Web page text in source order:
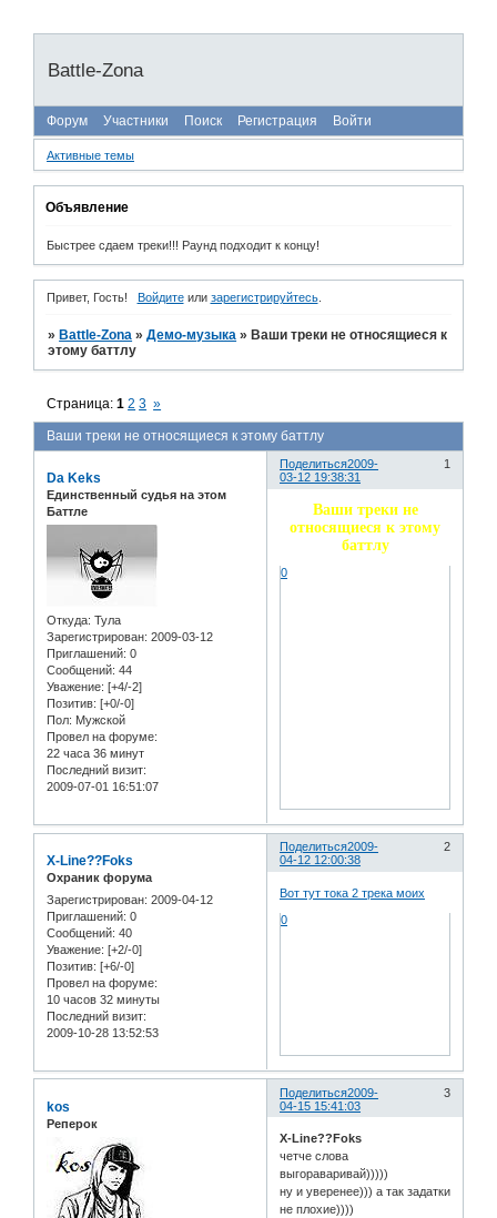
Battle-Zona
Форум Участники Поиск Регистрация Войти
Активные темы
Объявление
Быстрее сдаем треки!!! Раунд подходит к концу!
Привет, Гость! Войдитеили зарегистрируйтесь.
» Battle-Zona »Демо-музыка » Ваши треки не относящиеся к
этому баттлу
Ваши треки не относящиеся к этому баттлу
Страница:1 2 3 »
Поделиться 1
2009-
03-12 19:38:31
Da Keks
Единственный судья на этом
Баттле
Откуда: Тула
Зарегистрирован: 2009-03-12
Приглашений: 0
Сообщений: 44
Уважение: [+4/-2]
Позитив: [+0/-0]
Пол: Мужской
Провел на форуме:
22 часа 36 минут
Последний визит:
2009-07-01 16:51:07
Ваши треки не
относящиеся к этому
баттлу
0
Поделиться 2
2009-
04-12 12:00:38
X-Line??Foks
Охраник форума
Зарегистрирован: 2009-04-12
Приглашений: 0
Сообщений: 40
Уважение: [+2/-0]
Позитив: [+6/-0]
Провел на форуме:
10 часов 32 минуты
Последний визит:
2009-10-28 13:52:53
Вот тут тока 2 трека моих
0
Поделиться 3
2009-
04-15 15:41:03
kos
Реперок
X-Line??Foks
четче слова
выгораваривай)))))
ну и уверенее))) а так задатки
не плохие))))